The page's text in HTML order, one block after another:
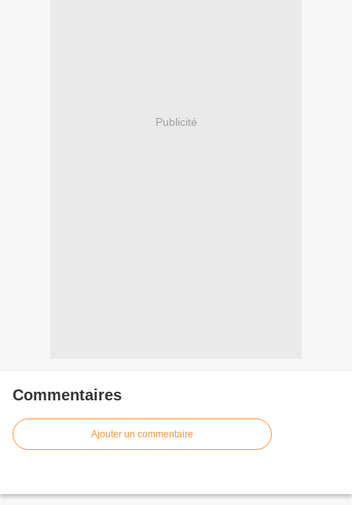
Publicité
Commentaires
Ajouter un commentaire